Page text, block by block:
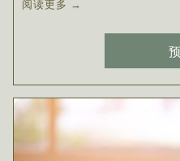
阅读更多